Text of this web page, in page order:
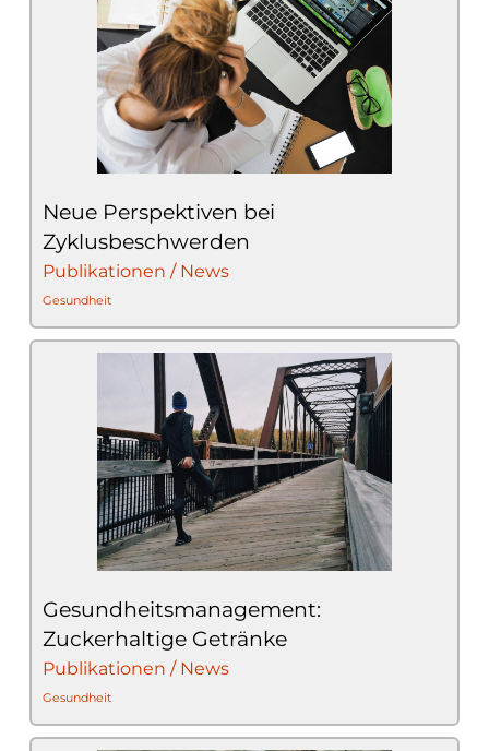
Neue Perspektiven bei
Zyklusbeschwerden
Publikationen / News
Gesundheit
Gesundheitsmanagement:
Zuckerhaltige Getränke
Publikationen / News
Gesundheit